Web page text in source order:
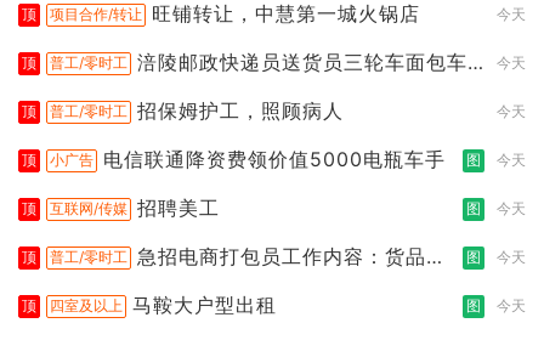
顶 项目合作/转让 旺铺转让，中慧第一城火锅店 今天
顶 普工/零时工 涪陵邮政快递员送货员三轮车面包车
今天
顶 普工/零时工 招保姆护工，照顾病人 今天
顶 小广告 电信联通降资费领价值5000电瓶车手 图 今天
顶 互联网/传媒 招聘美工 图 今天
顶 普工/零时工 急招电商打包员工作内容：货品分
图 今天
顶 四室及以上 马鞍大户型出租 图 今天